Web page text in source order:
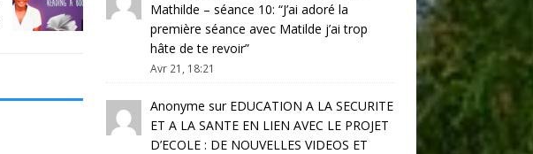
Mathilde – séance 10: “J’ai adoré la
première séance avec Matilde j’ai trop
hâte de te revoir”
Avr 21, 18:21
Anonyme sur EDUCATION A LA SECURITE
ET A LA SANTE EN LIEN AVEC LE PROJET
D’ECOLE : DE NOUVELLES VIDEOS ET